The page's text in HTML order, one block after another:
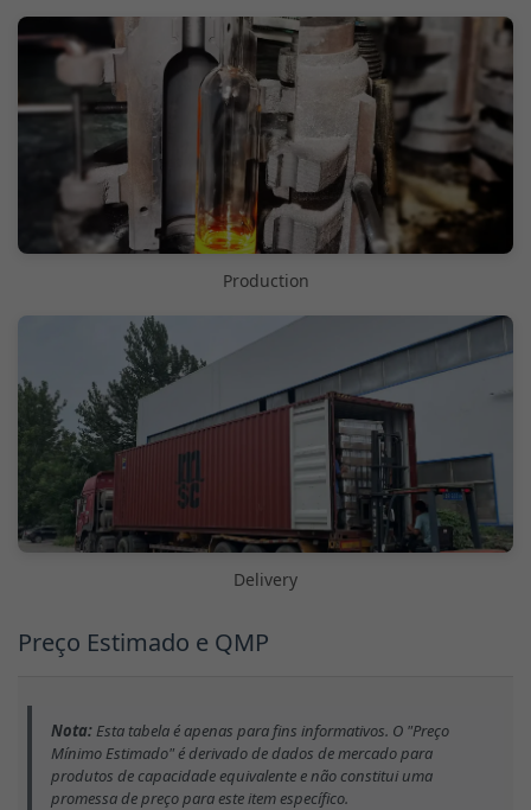
Production
Delivery
Preço Estimado e QMP
Nota:Esta tabela é apenas para fins informativos. O "Preço
Mínimo Estimado" é derivado de dados de mercado para
produtos de capacidade equivalente e não constitui uma
promessa de preço para este item específico.